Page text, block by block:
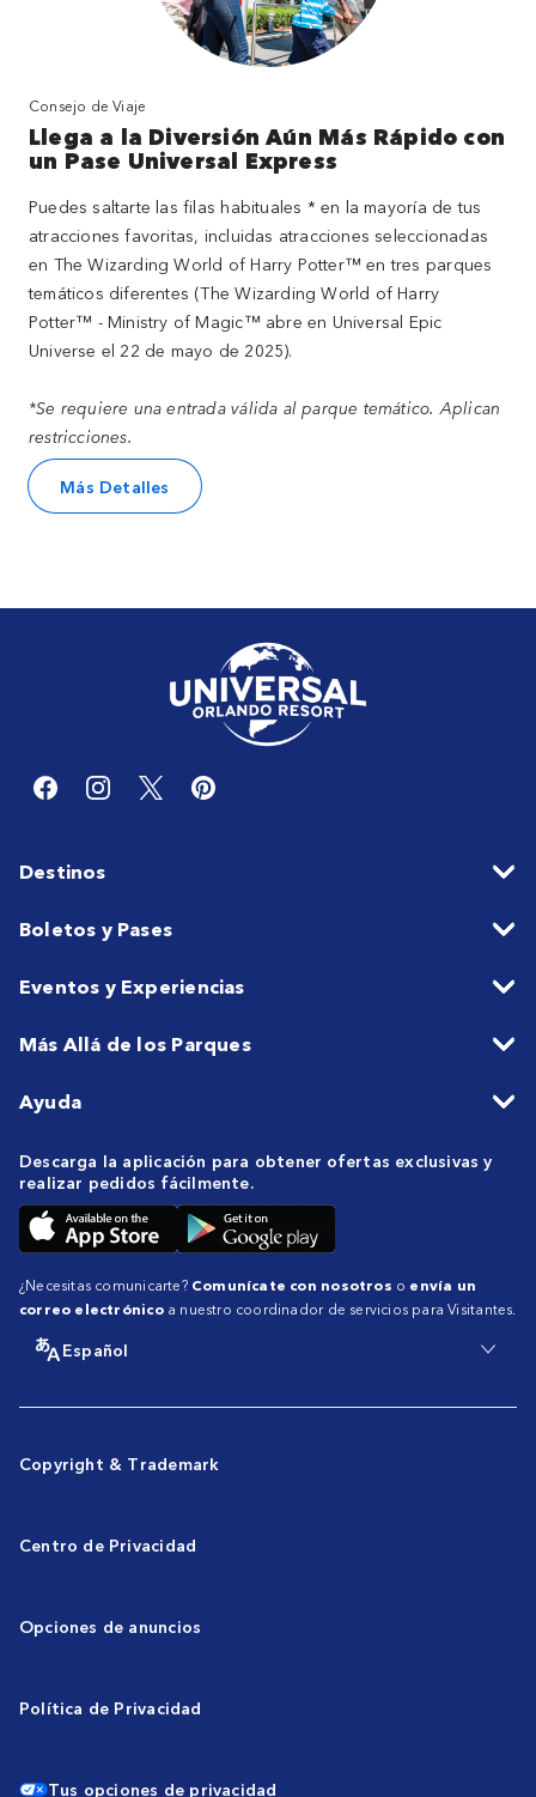
Consejo de Viaje
Llega a la Diversión Aún Más Rápido con
un Pase Universal Express
Puedes saltarte las filas habituales * en la mayoría de tus
atracciones favoritas, incluidas atracciones seleccionadas
en The Wizarding World of Harry Potter™ en tres parques
temáticos diferentes (The Wizarding World of Harry
Potter™ - Ministry of Magic™ abre en Universal Epic
Universe el 22 de mayo de 2025).
*Se requiere una entrada válida al parque temático. Aplican
restricciones.
Más Detalles
Destinos
Boletos y Pases
Eventos y Experiencias
Más Allá de los Parques
Ayuda
Descarga la aplicación para obtener ofertas exclusivas y
realizar pedidos fácilmente.
¿Necesitas comunicarte? Comunícate con nosotros o envía un
correo electrónicoa nuestro coordinador de servicios para Visitantes.
Español
Copyright & Trademark
Centro de Privacidad
Opciones de anuncios
Política de Privacidad
Tus opciones de privacidad